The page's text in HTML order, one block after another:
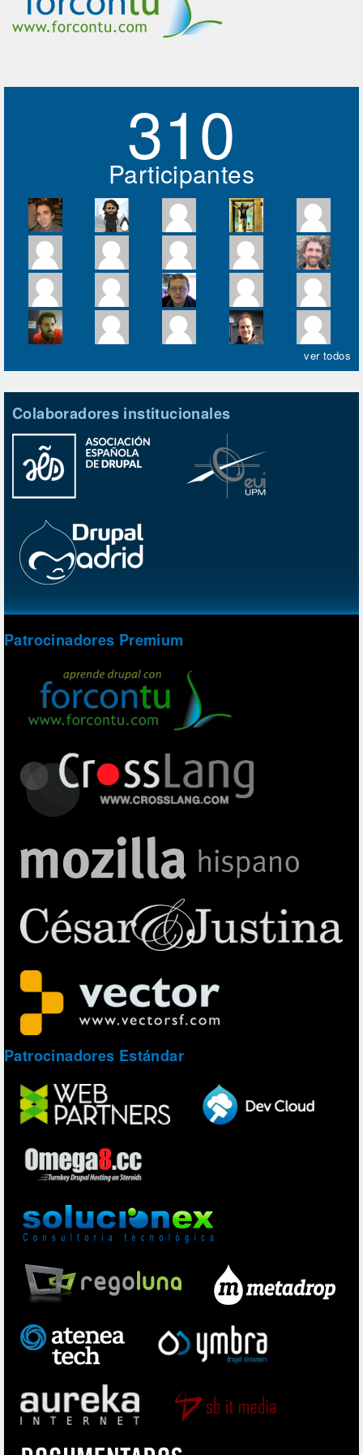
310
Participantes
ver todos
Colaboradores institucionales
Patrocinadores Premium
Patrocinadores Estándar